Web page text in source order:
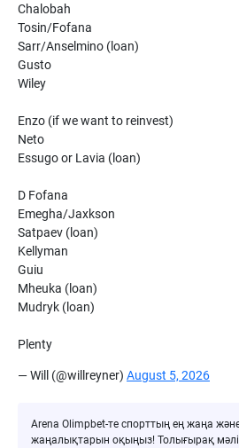
Chalobah
Tosin/Fofana
Sarr/Anselmino (loan)
Gusto
Wiley
Enzo (if we want to reinvest)
Neto
Essugo or Lavia (loan)
D Fofana
Emegha/Jaxkson
Satpaev (loan)
Kellyman
Guiu
Mheuka (loan)
Mudryk (loan)
Plenty
— Will (@willreyner) August 5, 2026
Arena Olimpbet-те спорттың ең жаңа
жаңалықтарын оқыңыз! Толығырақ